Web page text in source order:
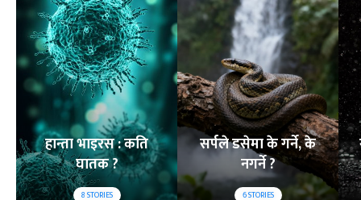
हान्ता भाइरस : कति
घातक ?
8STORIES
सर्पले डसेमा के गर्ने, के
नगर्ने ?
6STORIES